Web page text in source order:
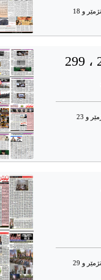
7 ساڵ و 4 مانگ و 13 ڕۆژ و 15 کاتژمێر و 18
ژمارەکانی 298 ، 299
9 ساڵ و 6 مانگ و 22 ڕۆژ و 8 کاتژمێر و 23
9 ساڵ و 11 مانگ و 6 ڕۆژ و 13 کاتژمێر و 29